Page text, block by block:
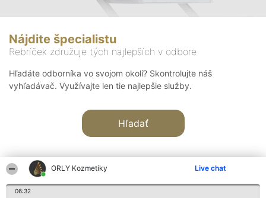
ORLY Kozmetiky Live chat
06:32
Nájdite špecialistu
Rebríček združuje tých najlepších v odbore
Hľadáte odborníka vo svojom okolí? Skontrolujte náš
vyhľadávač. Využívajte len tie najlepšie služby.
Hľadať